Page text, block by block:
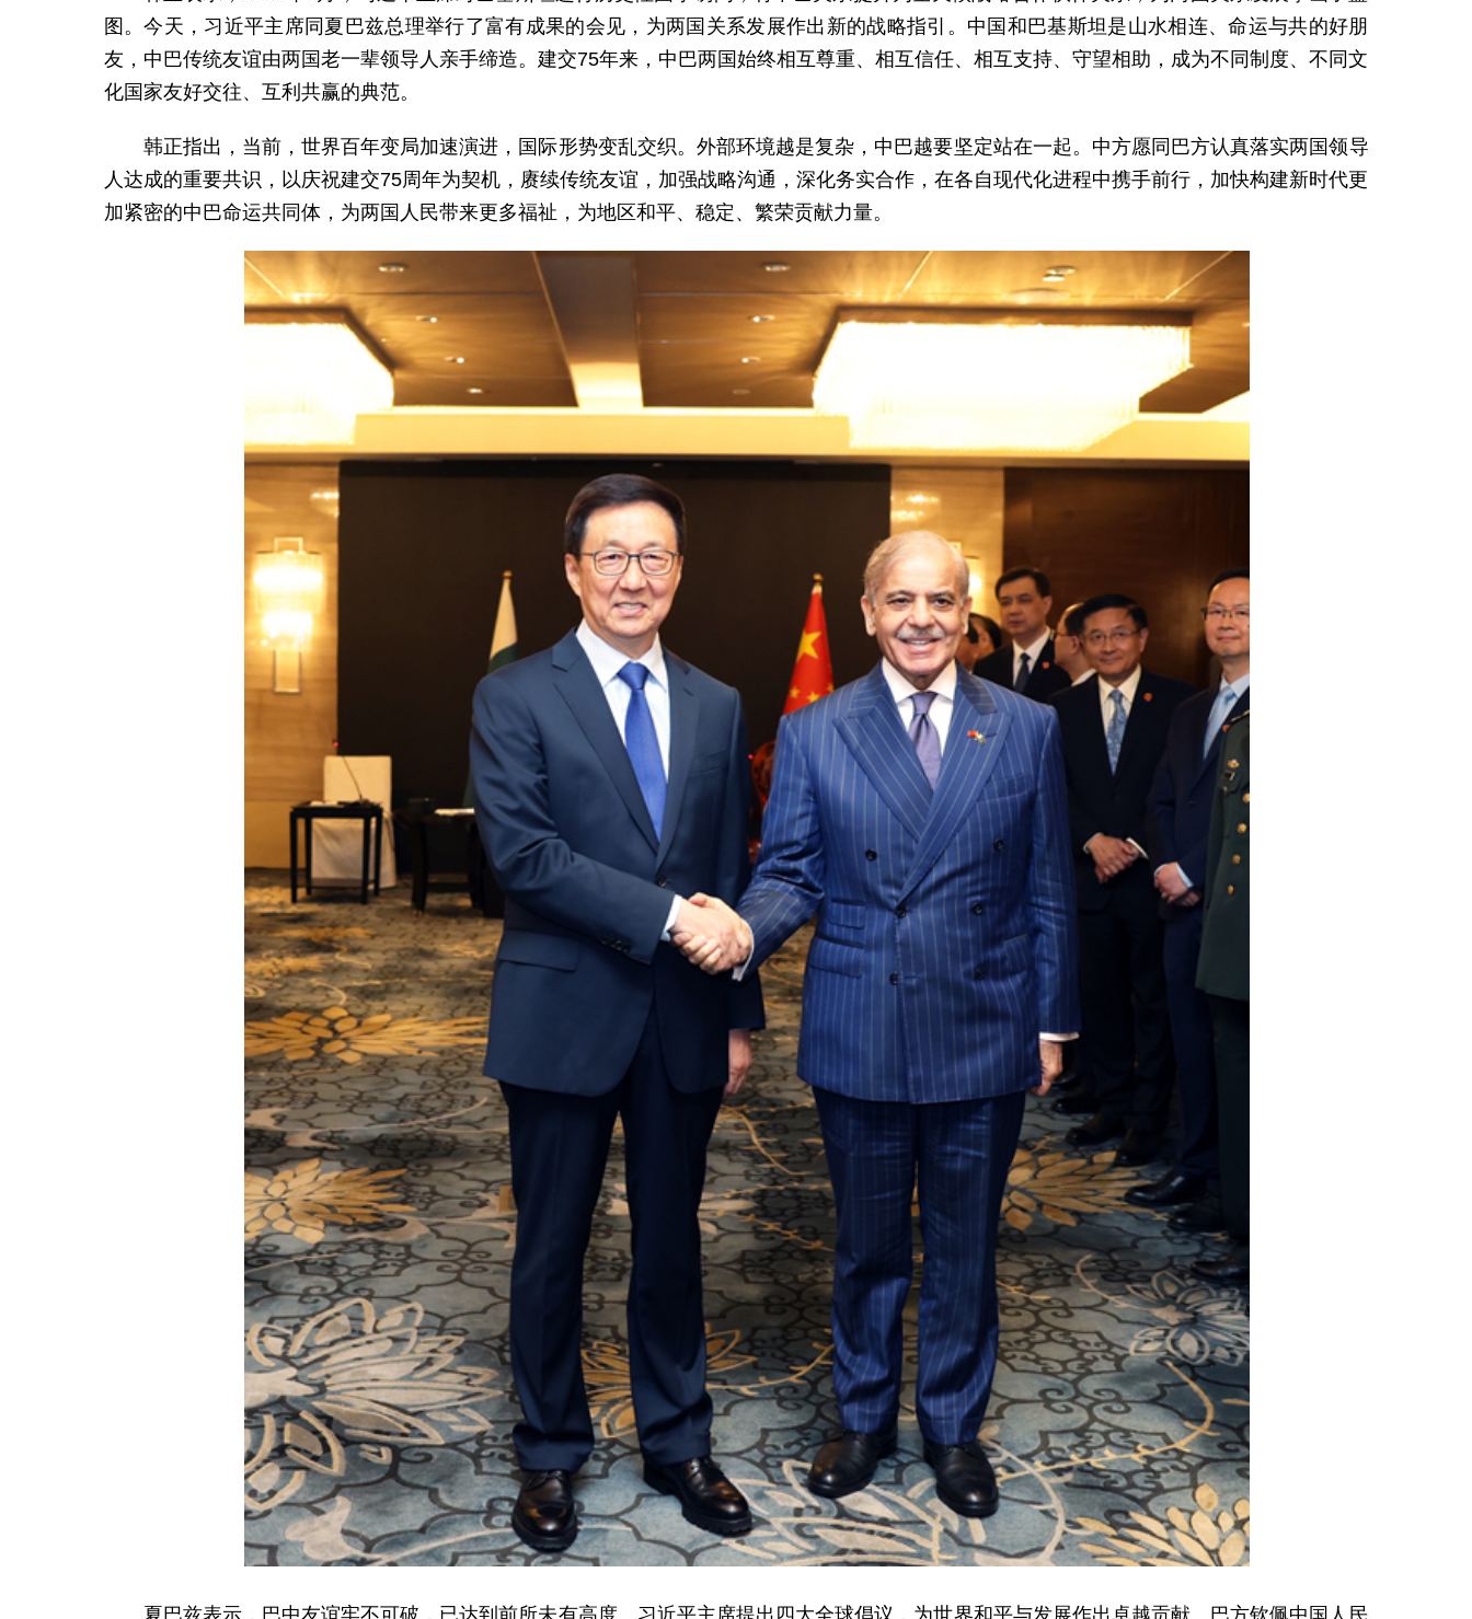
图。今天，习近平主席同夏巴兹总理举行了富有成果的会见，为两国关系发展作出新的战略指引。中国和巴基斯坦是山水相连、命运与共的好朋
友，中巴传统友谊由两国老一辈领导人亲手缔造。建交75年来，中巴两国始终相互尊重、相互信任、相互支持、守望相助，成为不同制度、不同文
化国家友好交往、互利共赢的典范。
韩正指出，当前，世界百年变局加速演进，国际形势变乱交织。外部环境越是复杂，中巴越要坚定站在一起。中方愿同巴方认真落实两国领导
人达成的重要共识，以庆祝建交75周年为契机，赓续传统友谊，加强战略沟通，深化务实合作，在各自现代化进程中携手前行，加快构建新时代更
加紧密的中巴命运共同体，为两国人民带来更多福祉，为地区和平、稳定、繁荣贡献力量。
夏巴兹表示，巴中友谊牢不可破，已达到前所未有高度。习近平主席提出四大全球倡议，为世界和平与发展作出卓越贡献。巴方钦佩中国人民